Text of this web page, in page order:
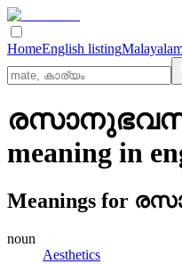
HomeEnglish listing
meaning in
Meanings for
noun
Aesthetics